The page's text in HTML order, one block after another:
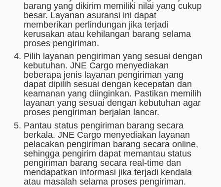
barang yang dikirim memiliki nilai yang cukup
besar. Layanan asuransi ini dapat
memberikan perlindungan jika terjadi
kerusakan atau kehilangan barang selama
proses pengiriman.
Pilih layanan pengiriman yang sesuai dengan
kebutuhan. JNE Cargo menyediakan
beberapa jenis layanan pengiriman yang
dapat dipilih sesuai dengan kecepatan dan
keamanan yang diinginkan. Pastikan memilih
layanan yang sesuai dengan kebutuhan agar
proses pengiriman berjalan lancar.
Pantau status pengiriman barang secara
berkala. JNE Cargo menyediakan layanan
pelacakan pengiriman barang secara online,
sehingga pengirim dapat memantau status
pengiriman barang secara real-time dan
mendapatkan informasi jika terjadi kendala
atau masalah selama proses pengiriman.